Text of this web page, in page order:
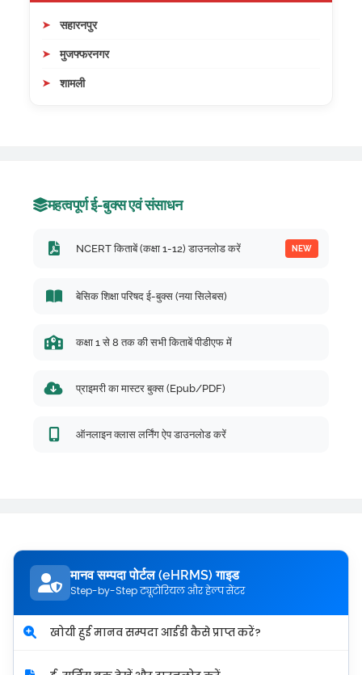
सहारनपुर
मुजफ्फरनगर
शामली
महत्वपूर्ण ई-बुक्स एवं संसाधन
NCERT किताबें (कक्षा 1-12) डाउनलोड करें NEW
बेसिक शिक्षा परिषद ई-बुक्स (नया सिलेबस)
कक्षा 1 से 8 तक की सभी किताबें पीडीएफ में
प्राइमरी का मास्टर बुक्स (Epub/PDF)
ऑनलाइन क्लास लर्निंग ऐप डाउनलोड करें
मानव सम्पदा पोर्टल (eHRMS) गाइड
Step-by-Step ट्यूटोरियल और हेल्प सेंटर
खोयी हुई मानव सम्पदा आईडी कैसे प्राप्त करें?